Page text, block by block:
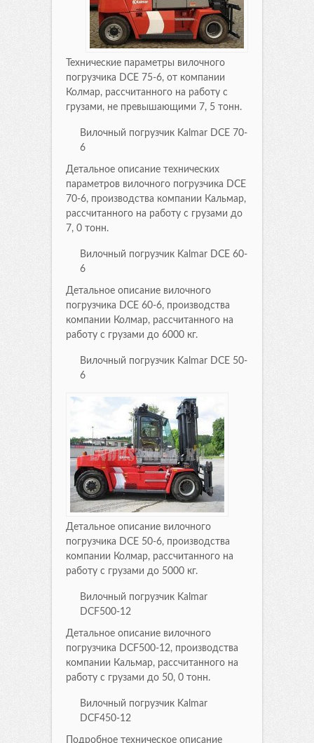
Технические параметры вилочного
погрузчика DCE 75-6, от компании
Колмар, рассчитанного на работу с
грузами, не превышающими 7, 5 тонн.
Вилочный погрузчик Kalmar DCE 70-
6
Детальное описание технических
параметров вилочного погрузчика DCE
70-6, производства компании Кальмар,
рассчитанного на работу с грузами до
7, 0 тонн.
Вилочный погрузчик Kalmar DCE 60-
6
Детальное описание вилочного
погрузчика DCE 60-6, производства
компании Колмар, рассчитанного на
работу с грузами до 6000 кг.
Вилочный погрузчик Kalmar DCE 50-
6
Детальное описание вилочного
погрузчика DCE 50-6, производства
компании Колмар, рассчитанного на
работу с грузами до 5000 кг.
Вилочный погрузчик Kalmar
DCF500-12
Детальное описание вилочного
погрузчика DCF500-12, производства
компании Кальмар, рассчитанного на
работу с грузами до 50, 0 тонн.
Вилочный погрузчик Kalmar
DCF450-12
Подробное техническое описание